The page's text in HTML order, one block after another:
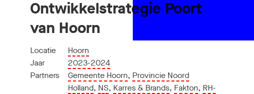
Ontwikkelstrategie Poort
van Hoorn
Locatie
Hoorn
Jaar
2023-2024
Partners
Gemeente Hoorn, Provincie Noord
Holland, NS, Karres & Brands, Fakton, RH-